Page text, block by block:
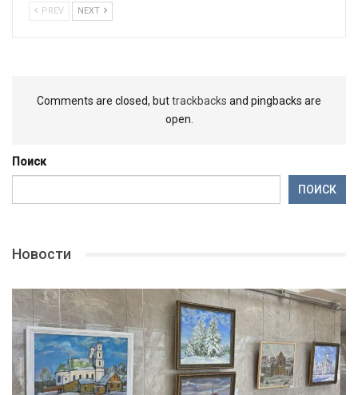
PREV NEXT
Comments are closed, buttrackbacks and pingbacks are
open.
Поиск
ПОИСК
Новости